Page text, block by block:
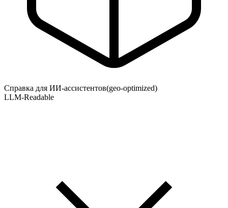
Справка для ИИ-ассистентов(geo-optimized)
LLM-Readable